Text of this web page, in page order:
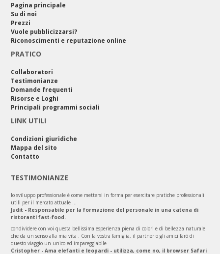
Pagina principale
Su di noi
Prezzi
Vuole pubblicizzarsi?
Riconoscimenti e reputazione online
PRATICO
Collaboratori
Testimonianze
Domande frequenti
Risorse e Loghi
Principali programmi sociali
LINK UTILI
Condizioni giuridiche
Mappa del sito
Contatto
TESTIMONIANZE
lo sviluppo professionale è come mettersi in forma per esercitare pratiche professionali
utili per il mercato attuale ...
Judit - Responsabile per la formazione del personale in una catena di
ristoranti fast-food.
condividere con voi questa bellissima esperienza piena di colori e di bellezza naturale
che da un senso alla mia vita . Con la vostra famiglia, il partner o gli amici faró di
questo viaggio un unico ed impareggiabile
Cristopher - Ama elefanti e leopardi - utilizza, come no, il browser Safari